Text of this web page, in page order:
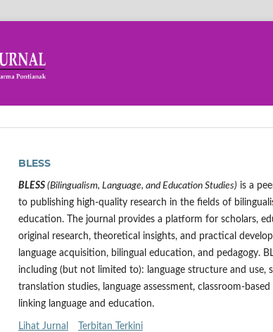
BLESS
BLESS (Bilingualism, Language, and Education Studies) is a
to publishing high-quality research in the fields of
education. The journal provides a platform for scholars,
original research, theoretical insights, and practical
language acquisition, bilingual education, and pedagogy.
including (but not limited to): language structure and use,
translation studies, language assessment, classroom-
linking language and education.
Lihat Jurnal Terbitan Terkini